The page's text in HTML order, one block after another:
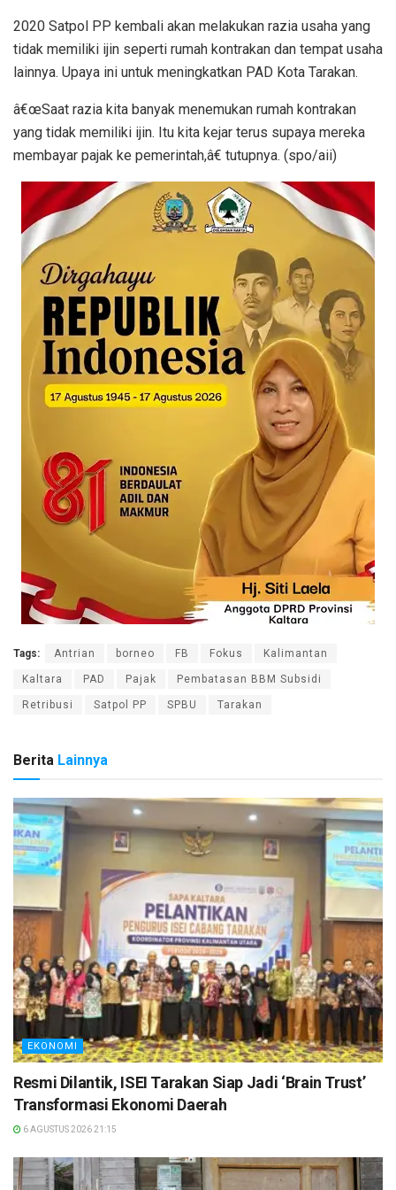
2020 Satpol PP kembali akan melakukan razia usaha yang
tidak memiliki ijin seperti rumah kontrakan dan tempat usaha
lainnya. Upaya ini untuk meningkatkan PAD Kota Tarakan.
â€œSaat razia kita banyak menemukan rumah kontrakan
yang tidak memiliki ijin. Itu kita kejar terus supaya mereka
membayar pajak ke pemerintah,â€ tutupnya. (spo/aii)
Tags: Antrian borneo FB Fokus Kalimantan
Kaltara PAD Pajak Pembatasan BBM Subsidi
Retribusi Satpol PP SPBU Tarakan
Berita Lainnya
EKONOMI
Resmi Dilantik, ISEI Tarakan Siap Jadi ‘Brain Trust’
Transformasi Ekonomi Daerah
6 AGUSTUS 2026 21:15